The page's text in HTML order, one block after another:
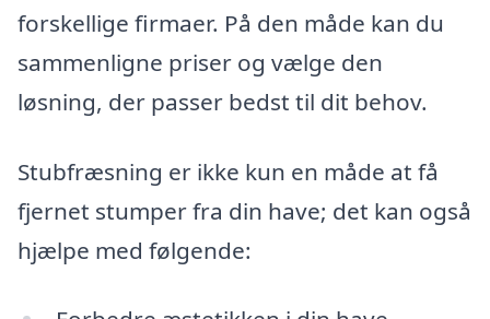
forskellige firmaer. På den måde kan du
sammenligne priser og vælge den
løsning, der passer bedst til dit behov.
Stubfræsning er ikke kun en måde at få
fjernet stumper fra din have; det kan også
hjælpe med følgende: